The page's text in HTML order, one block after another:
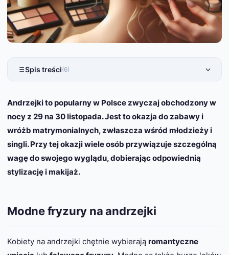
Spis treści(6)
Andrzejki to popularny w Polsce zwyczaj obchodzony w
nocy z 29 na 30 listopada. Jest to okazja do zabawy i
wróżb matrymonialnych, zwłaszcza wśród młodzieży i
singli. Przy tej okazji wiele osób przywiązuje szczególną
wagę do swojego wyglądu, dobierając odpowiednią
stylizację i makijaż.
Modne fryzury na andrzejki
Kobiety na andrzejki chętnie wybierają romantyczne